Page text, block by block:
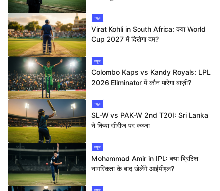
न्यूज
Virat Kohli in South Africa: क्या World
Cup 2027 में दिखेगा दम?
न्यूज
Colombo Kaps vs Kandy Royals: LPL
2026 Eliminator में कौन मारेगा बाज़ी?
न्यूज
SL-W vs PAK-W 2nd T20I: Sri Lanka
ने किया सीरीज पर कब्जा
न्यूज
Mohammad Amir in IPL: क्या ब्रिटिश
नागरिकता के बाद खेलेंगे आईपीएल?